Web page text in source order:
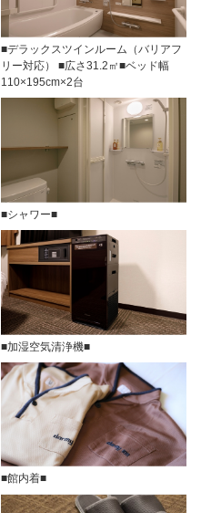
■デラックスツインルーム（バリアフ
リー対応） ■広さ31.2㎡■ベッド幅
110×195cm×2台
■シャワー■
■加湿空気清浄機■
■館内着■